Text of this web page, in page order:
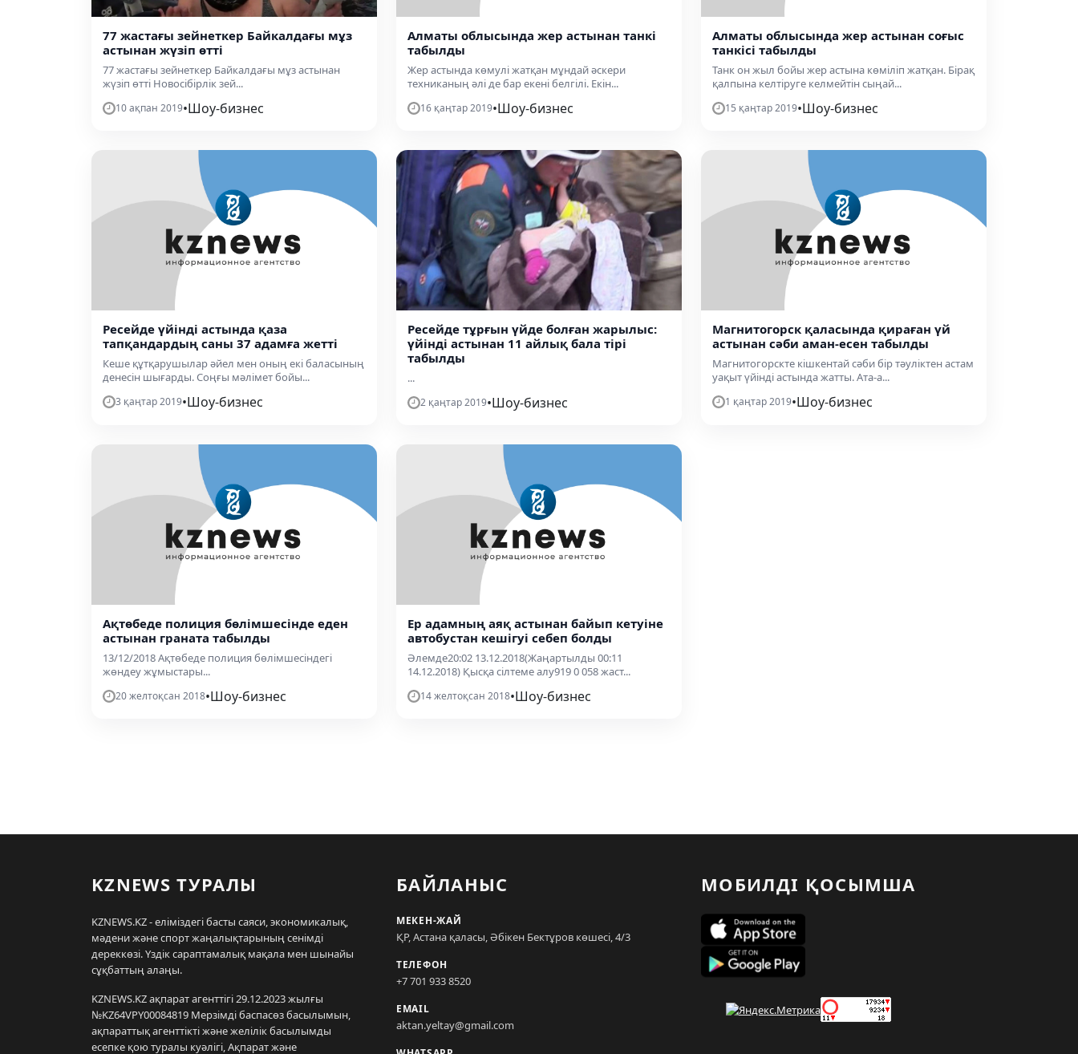
77 жастағы зейнеткер Байкалдағы мұз
астынан жүзіп өтті
77 жастағы зейнеткер Байкалдағы мұз астынан
жүзіп өтті Новосібірлік зей...
10 ақпан 2019•Шоу-бизнес
Алматы облысында жер астынан танкі
табылды
Жер астында көмулі жатқан мұндай әскери
техниканың әлі де бар екені белгілі. Екін...
16 қаңтар 2019•Шоу-бизнес
Алматы облысында жер астынан соғыс
танкісі табылды
Танк он жыл бойы жер астына көміліп жатқан. Бірақ
қалпына келтіруге келмейтін сыңай...
15 қаңтар 2019•Шоу-бизнес
Ресейде үйінді астында қаза
тапқандардың саны 37 адамға жетті
Кеше құтқарушылар әйел мен оның екі баласының
денесін шығарды. Соңғы мәлімет бойы...
3 қаңтар 2019•Шоу-бизнес
Ресейде тұрғын үйде болған жарылыс:
үйінді астынан 11 айлық бала тірі
табылды
...
2 қаңтар 2019•Шоу-бизнес
Магнитогорск қаласында қираған үй
астынан сәби аман-есен табылды
Магнитогорскте кішкентай сәби бір тәуліктен астам
уақыт үйінді астында жатты. Ата-а...
1 қаңтар 2019•Шоу-бизнес
Ақтөбеде полиция бөлімшесінде еден
астынан граната табылды
13/12/2018 Ақтөбеде полиция бөлімшесіндегі
жөндеу жұмыстары...
20 желтоқсан 2018•Шоу-бизнес
Ер адамның аяқ астынан байып кетуіне
автобустан кешігуі себеп болды
Әлемде20:02 13.12.2018(Жаңартылды 00:11
14.12.2018) Қысқа сілтеме алу919 0 058 жаст...
14 желтоқсан 2018•Шоу-бизнес
KZNEWS ТУРАЛЫ
KZNEWS.KZ - еліміздегі басты саяси, экономикалық,
мәдени және спорт жаңалықтарының сенімді
дереккөзі. Үздік сараптамалық мақала мен шынайы
сұқбаттың алаңы.
KZNEWS.KZ ақпарат агенттігі 29.12.2023 жылғы
№KZ64VPY00084819 Мерзімді баспасөз басылымын,
ақпараттық агенттікті және желілік басылымды
есепке қою туралы куәлігі, Ақпарат және
БАЙЛАНЫС
МЕКЕН-ЖАЙ
ҚР, Астана қаласы, Әбікен Бектұров көшесі, 4/3
ТЕЛЕФОН
+7 701 933 8520
EMAIL
aktan.yeltay@gmail.com
МОБИЛДІ ҚОСЫМША